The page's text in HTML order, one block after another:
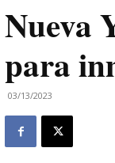
Nueva
para
03/13/2023